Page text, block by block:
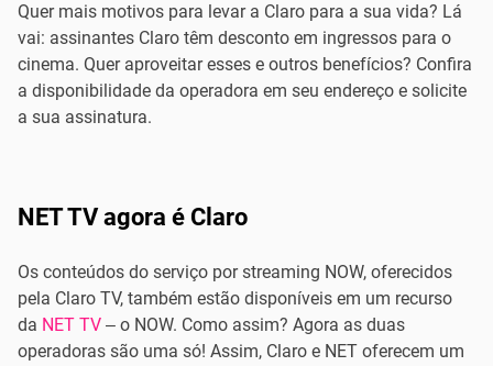
Quer mais motivos para levar a Claro para a sua vida? Lá
vai: assinantes Claro têm desconto em ingressos para o
cinema. Quer aproveitar esses e outros benefícios? Confira
a disponibilidade da operadora em seu endereço e solicite
a sua assinatura.
NET TV agora é Claro
Os conteúdos do serviço por streaming NOW, oferecidos
pela Claro TV, também estão disponíveis em um recurso
da NET TV – o NOW. Como assim? Agora as duas
operadoras são uma só! Assim, Claro e NET oferecem um